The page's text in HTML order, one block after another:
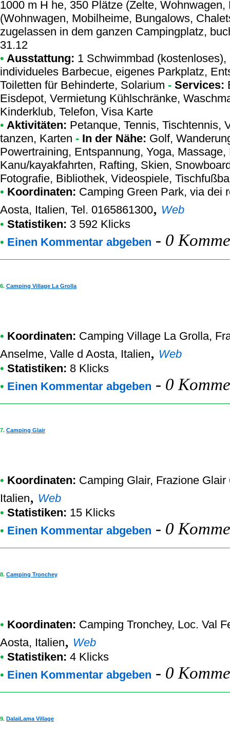
1000 m H he, 350 Plätze (Zelte,
(Wohnwagen, Mobilheime, Bungalows,
zugelassen in dem ganzen Campingplatz,
31.12
• Ausstattung: 1 Schwimmbad
individueles Barbecue, eigenes Parkplatz,
Toiletten für Behinderte, Solarium - Services:
Eisdepot, Vermietung Kühlschränke,
Kinderklub, Telefon, Visa Karte
• Aktivitäten: Petanque, Tennis, Tischtennis,
tanzen, Karten - In der Nähe: Golf,
Powertraining, Entspannung, Yoga,
Kanu/kayakfahrten, Rafting, Skien,
Fotografie, Bibliothek, Videospiele,
• Koordinaten: Camping Green Park, via dei
Aosta, Italien, Tel. 0165861300, Web
• Statistiken: 3 592 Klicks
• Einen Kommentar abgeben - 0
6. Camping Village La Grolla
• Koordinaten: Camping Village La Grolla,
Anselme, Valle d Aosta, Italien, Web
• Statistiken: 8 Klicks
• Einen Kommentar abgeben - 0
7. Camping Glair
• Koordinaten: Camping Glair, Frazione Glair
Italien, Web
• Statistiken: 15 Klicks
• Einen Kommentar abgeben - 0
8. Camping Tronchey
• Koordinaten: Camping Tronchey, Loc. Val
Aosta, Italien, Web
• Statistiken: 4 Klicks
• Einen Kommentar abgeben - 0
9. DalaiLama Village